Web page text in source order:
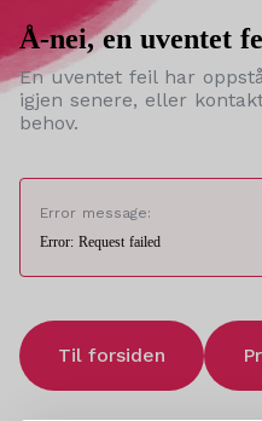
Å-nei, en uventet
En uventet feil har
igjen senere, eller
behov.
Error message:
Error: Request failed
Til forsiden